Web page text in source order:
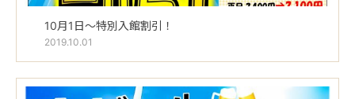
10月1日～特別入館割引！
2019.10.01